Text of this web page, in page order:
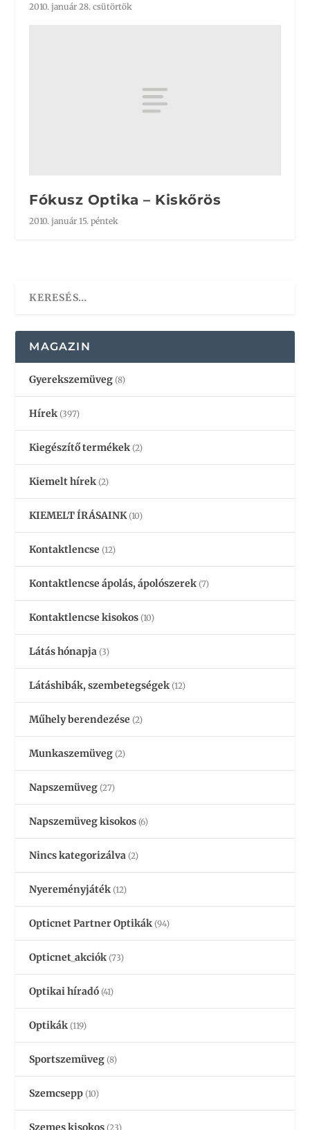
2010. január 28. csütörtök
Fókusz Optika – Kiskőrös
2010. január 15. péntek
MAGAZIN
Gyerekszemüveg (8)
Hírek (397)
Kiegészítő termékek (2)
Kiemelt hírek (2)
KIEMELT ÍRÁSAINK(10)
Kontaktlencse (12)
Kontaktlencse ápolás, ápolószerek (7)
Kontaktlencse kisokos (10)
Látás hónapja (3)
Látáshibák, szembetegségek (12)
Műhely berendezése (2)
Munkaszemüveg (2)
Napszemüveg (27)
Napszemüveg kisokos (6)
Nincs kategorizálva (2)
Nyereményjáték (12)
Opticnet Partner Optikák (94)
Opticnet_akciók (73)
Optikai híradó (41)
Optikák (119)
Sportszemüveg (8)
Szemcsepp (10)
Szemes kisokos (23)